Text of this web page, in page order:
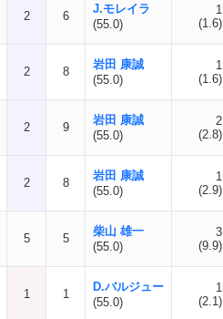
2 6
J.モレイラ
(55.0)
1
(1.6)
2 8
岩田 康誠
(55.0)
1
(1.6)
2 9
岩田 康誠
(55.0)
2
(2.8)
2 8
岩田 康誠
(55.0)
1
(2.9)
5 5
柴山 雄一
(55.0)
3
(9.9)
1 1
D.バルジュー
(55.0)
1
(2.1)